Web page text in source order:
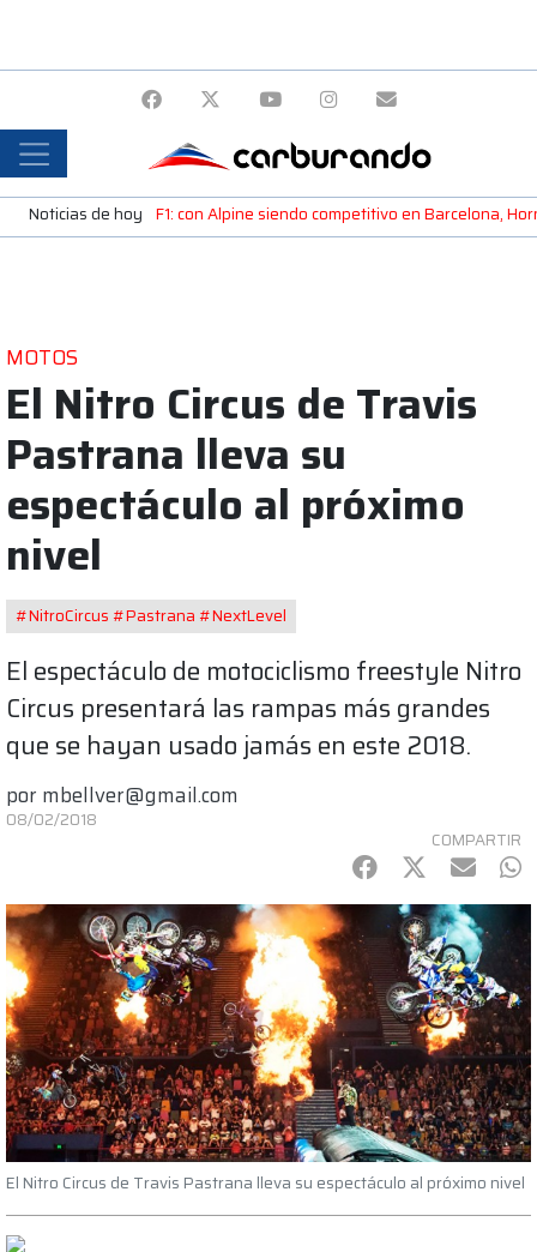
Noticias de hoy F1: con Alpine siendo competitivo en Barcelona,
MOTOS
El Nitro Circus de Travis
Pastrana lleva su
espectáculo al próximo
nivel
#NitroCircus #Pastrana #NextLevel
El espectáculo de motociclismo freestyle Nitro
Circus presentará las rampas más grandes
que se hayan usado jamás en este 2018.
por mbellver@gmail.com
08/02/2018
COMPARTIR
Facebook
Twitter
mail
El Nitro Circus de Travis Pastrana lleva su espectáculo al próximo nivel